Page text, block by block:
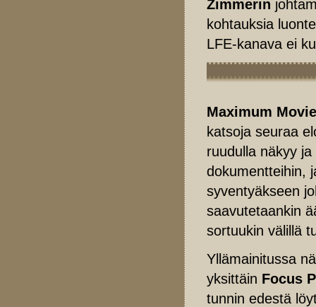
Zimmerin
kohtauksia
LFE-kanava ei
Maximum
katsoja seuraa
ruudulla näkyy
dokumentteihin,
syventyäkseen
saavutetaankin
sortuukin välillä
Yllämainitussa
yksittäin Focus
tunnin edestä